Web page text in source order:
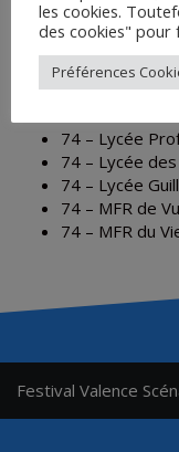
38 – Lycée
73 – EREA La
73 – LPA
74 – IME
74 – Lycée
74 – Lycée
74 – Lycée
74 – MFR de
74 – MFR du
Navigation
de
Festival Valence
les cookies.
des cookies" pour
Préférences